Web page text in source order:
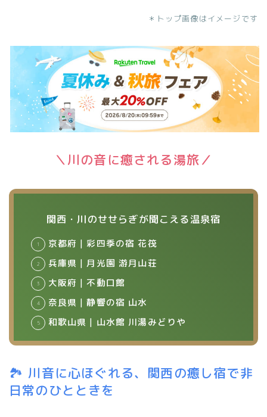
＊トップ画像はイメージです
＼川の音に癒される湯旅／
関西・川のせせらぎが聞こえる温泉宿
京都府｜彩四季の宿 花筏
兵庫県｜月光園 游月山荘
大阪府｜不動口館
奈良県｜静響の宿 山水
和歌山県｜山水館 川湯みどりや
🏞 川音に心ほぐれる、関西の癒し宿で非
日常のひとときを